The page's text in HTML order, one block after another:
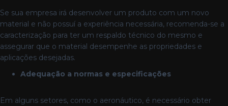
Se sua empresa irá desenvolver um produto com um novo
material e não possuí a experiência necessária, recomenda-se a
caracterização para ter um respaldo técnico do mesmo e
assegurar que o material desempenhe as propriedades e
aplicações desejadas.
Adequação a normas e especificações
Em alguns setores, como o aeronáutico, é necessário obter